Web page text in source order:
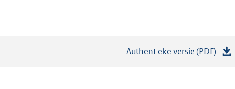
Authentieke versie (PDF)